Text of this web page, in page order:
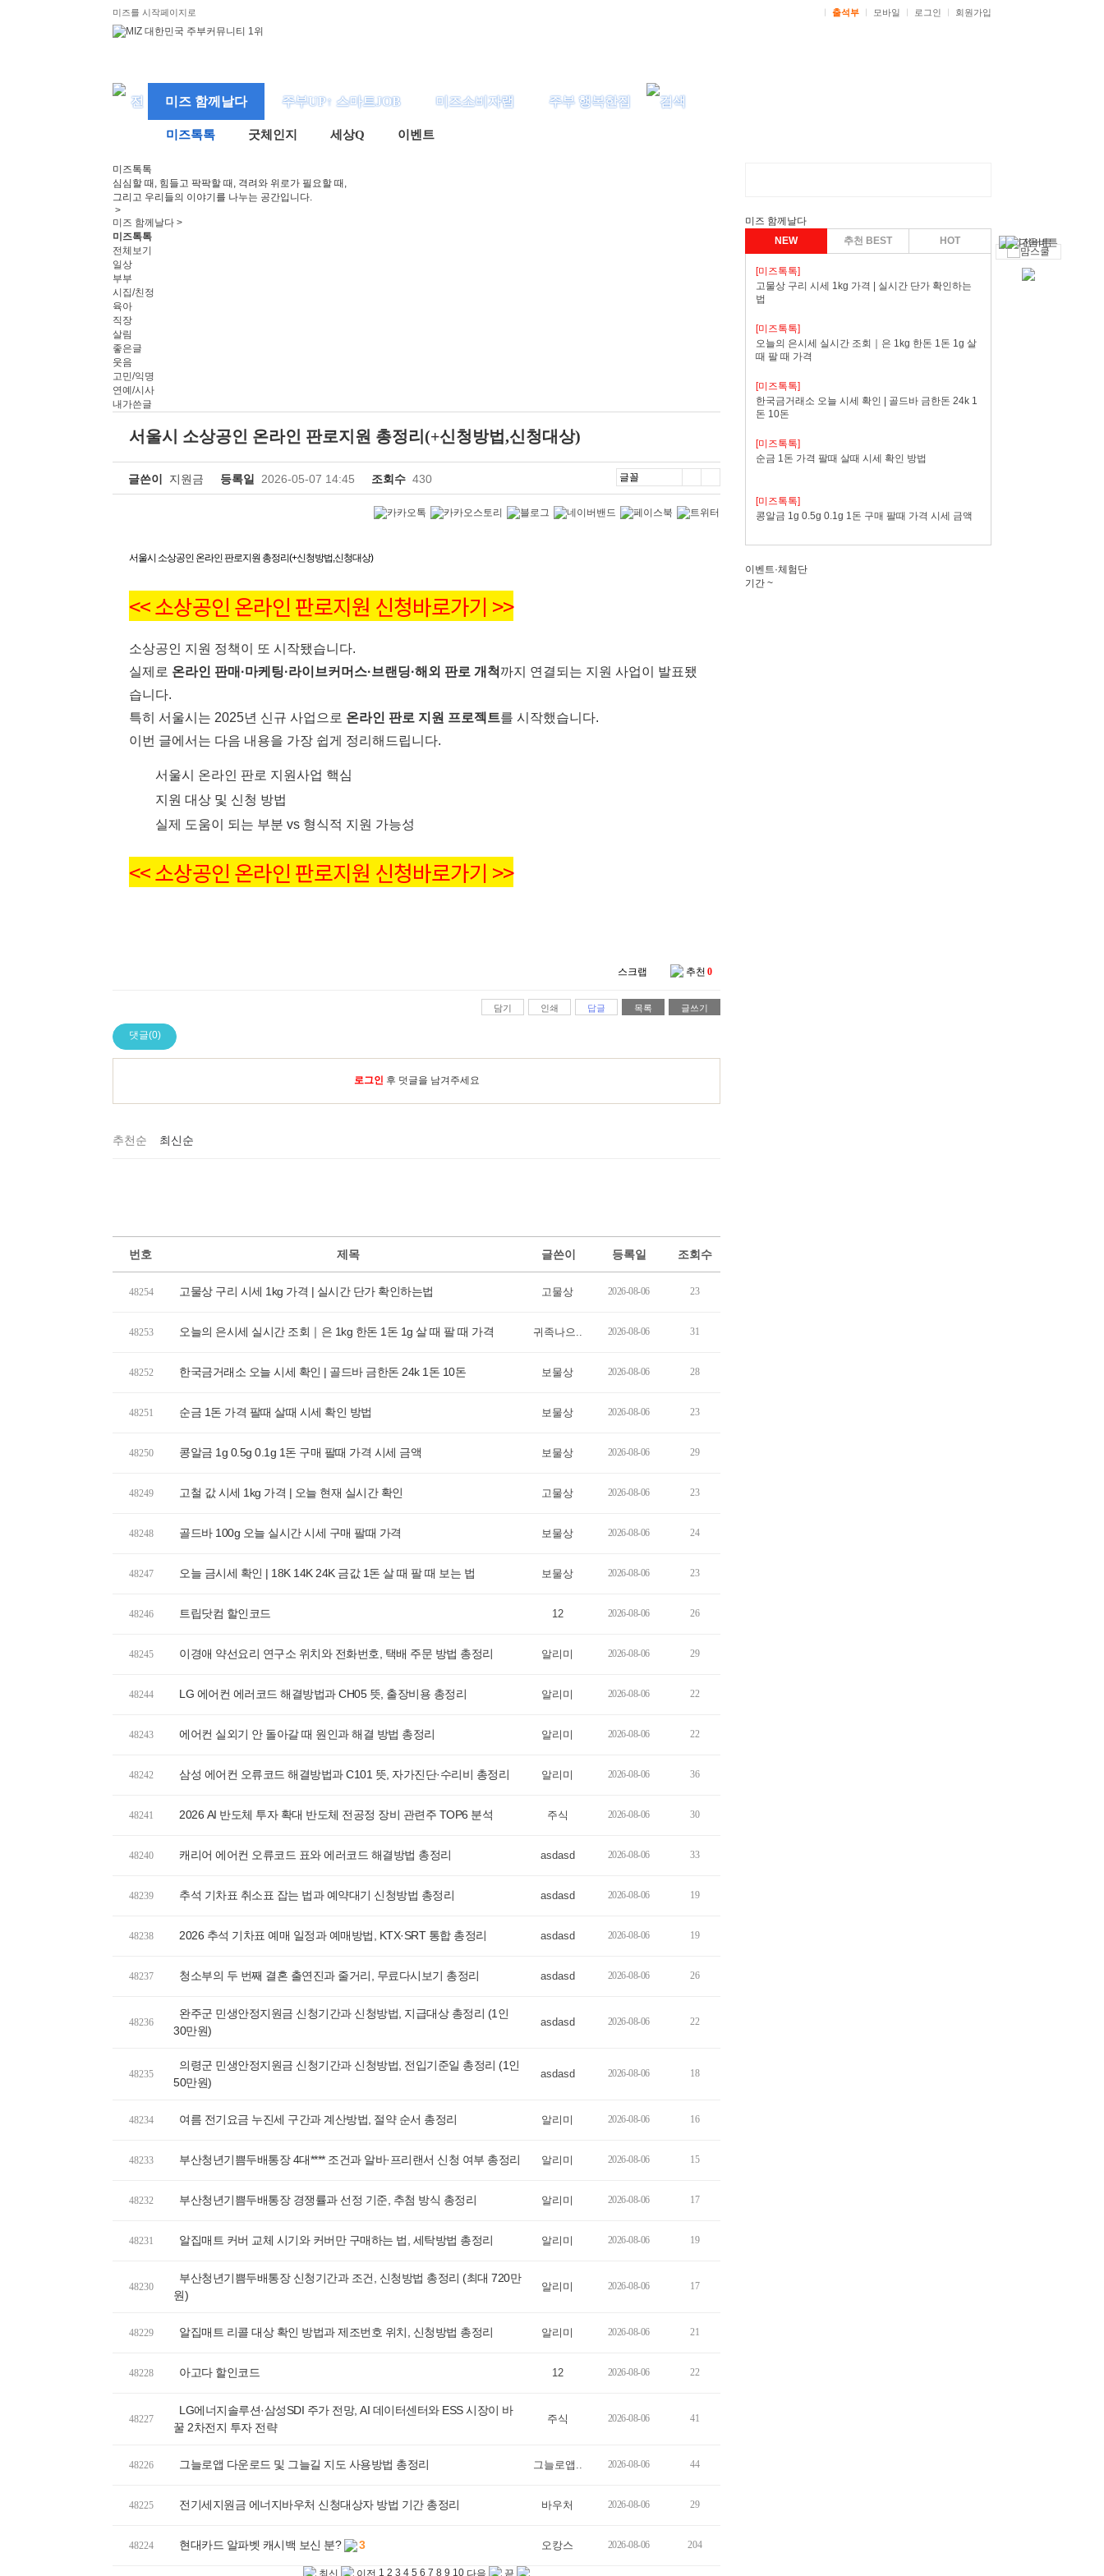
미즈를 시작페이지로 출석부 모바일 로그인 회원가입
미즈 함께날다 주부UP↑ 스마트JOB 미즈소비자랩 주부 행복한집
미즈톡톡 굿체인지 세상Q 이벤트
미즈톡톡
심심할 때, 힘들고 팍팍할 때, 격려와 위로가 필요할 때,
그리고 우리들의 이야기를 나누는 공간입니다.
>
미즈 함께날다 >
미즈톡톡
전체보기
일상
부부
시집/친정
육아
직장
살림
좋은글
웃음
고민/익명
연예/시사
내가쓴글
서울시 소상공인 온라인 판로지원 총정리(+신청방법,신청대상)
글쓴이 지원금 등록일 2026-05-07 14:45 조회수 430
서울시 소상공인 온라인 판로지원 총정리(+신청방법,신청대상)
<<소상공인 온라인 판로지원 신청바로가기 >>
소상공인 지원 정책이 또 시작됐습니다.
실제로 온라인 판매·마케팅·라이브커머스·브랜딩·해외 판로 개척 까지 연결되는 지원 사업이 발표됐
습니다.
특히 서울시는 2025년 신규 사업으로 온라인 판로 지원 프로젝트를 시작했습니다.
이번 글에서는 다음 내용을 가장 쉽게 정리해드립니다.
서울시 온라인 판로 지원사업 핵심
지원 대상 및 신청 방법
실제 도움이 되는 부분 vs 형식적 지원 가능성
<<소상공인 온라인 판로지원 신청바로가기 >>
스크랩 추천 0
담기 인쇄 답글 목록 글쓰기
댓글(0)
로그인 후 덧글을 남겨주세요
추천순 최신순
번호 제목 글쓴이 등록일 조회수
48254 고물상 구리 시세 1kg 가격 | 실시간 단가 확인하는법 고물상 2026-08-06 23
48253 오늘의 은시세 실시간 조회｜은 1kg 한돈 1돈 1g 살 때 팔 때 가격 귀족나으.. 2026-08-06 31
48252 한국금거래소 오늘 시세 확인 | 골드바 금한돈 24k 1돈 10돈 보물상 2026-08-06 28
48251 순금 1돈 가격 팔때 살때 시세 확인 방법 보물상 2026-08-06 23
48250 콩알금 1g 0.5g 0.1g 1돈 구매 팔때 가격 시세 금액 보물상 2026-08-06 29
48249 고철 값 시세 1kg 가격 | 오늘 현재 실시간 확인 고물상 2026-08-06 23
48248 골드바 100g 오늘 실시간 시세 구매 팔때 가격 보물상 2026-08-06 24
48247 오늘 금시세 확인 | 18K 14K 24K 금값 1돈 살 때 팔 때 보는 법 보물상 2026-08-06 23
48246 트립닷컴 할인코드 12 2026-08-06 26
48245 이경애 약선요리 연구소 위치와 전화번호, 택배 주문 방법 총정리 알리미 2026-08-06 29
48244 LG 에어컨 에러코드 해결방법과 CH05 뜻, 출장비용 총정리 알리미 2026-08-06 22
48243 에어컨 실외기 안 돌아갈 때 원인과 해결 방법 총정리 알리미 2026-08-06 22
48242 삼성 에어컨 오류코드 해결방법과 C101 뜻, 자가진단·수리비 총정리 알리미 2026-08-06 36
48241 2026 AI 반도체 투자 확대 반도체 전공정 장비 관련주 TOP6 분석 주식 2026-08-06 30
48240 캐리어 에어컨 오류코드 표와 에러코드 해결방법 총정리 asdasd 2026-08-06 33
48239 추석 기차표 취소표 잡는 법과 예약대기 신청방법 총정리 asdasd 2026-08-06 19
48238 2026 추석 기차표 예매 일정과 예매방법, KTX·SRT 통합 총정리 asdasd 2026-08-06 19
48237 청소부의 두 번째 결혼 출연진과 줄거리, 무료다시보기 총정리 asdasd 2026-08-06 26
48236
완주군 민생안정지원금 신청기간과 신청방법, 지급대상 총정리 (1인
30만원)
asdasd 2026-08-06 22
48235
의령군 민생안정지원금 신청기간과 신청방법, 전입기준일 총정리 (1인
50만원)
asdasd 2026-08-06 18
48234 여름 전기요금 누진세 구간과 계산방법, 절약 순서 총정리 알리미 2026-08-06 16
48233 부산청년기쁨두배통장 4대**** 조건과 알바·프리랜서 신청 여부 총정리 알리미 2026-08-06 15
48232 부산청년기쁨두배통장 경쟁률과 선정 기준, 추첨 방식 총정리 알리미 2026-08-06 17
48231 알집매트 커버 교체 시기와 커버만 구매하는 법, 세탁방법 총정리 알리미 2026-08-06 19
48230
부산청년기쁨두배통장 신청기간과 조건, 신청방법 총정리 (최대 720만
원)
알리미 2026-08-06 17
48229 알집매트 리콜 대상 확인 방법과 제조번호 위치, 신청방법 총정리 알리미 2026-08-06 21
48228 아고다 할인코드 12 2026-08-06 22
48227
LG에너지솔루션·삼성SDI 주가 전망, AI 데이터센터와 ESS 시장이 바
꿀 2차전지 투자 전략
주식 2026-08-06 41
48226 그늘로앱 다운로드 및 그늘길 지도 사용방법 총정리 그늘로앱.. 2026-08-06 44
48225 전기세지원금 에너지바우처 신청대상자 방법 기간 총정리 바우처 2026-08-06 29
48224 현대카드 알파벳 캐시백 보신 분? 3 오캉스 2026-08-06 204
최신 이전 1 2 3 4 5 6 7 8 9 10 다음 끝
미즈 함께날다
NEW
추천 BEST HOT
[미즈톡톡]
고물상 구리 시세 1kg 가격 | 실시간 단가 확인하는
법
[미즈톡톡]
오늘의 은시세 실시간 조회｜은 1kg 한돈 1돈 1g 살
때 팔 때 가격
[미즈톡톡]
한국금거래소 오늘 시세 확인 | 골드바 금한돈 24k 1
돈 10돈
[미즈톡톡]
순금 1돈 가격 팔때 살때 시세 확인 방법
[미즈톡톡]
콩알금 1g 0.5g 0.1g 1돈 구매 팔때 가격 시세 금액
이벤트·체험단
기간 ~